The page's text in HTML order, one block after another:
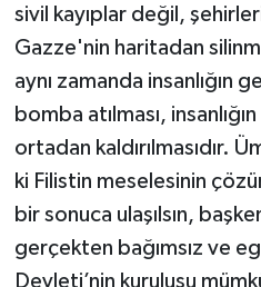
sivil kayıplar değil,
Gazze'nin haritadan
aynı zamanda insanlığın
bomba atılması,
ortadan kaldırılmasıdır.
ki Filistin meselesinin
bir sonuca ulaşılsın,
gerçekten bağımsız ve
Devleti’nin kuruluşu